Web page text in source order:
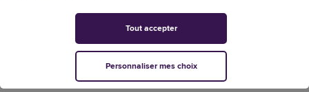
Bénéficiez
d’un accompagnement proche
de vous
Personnaliser mes choix
Tout accepter